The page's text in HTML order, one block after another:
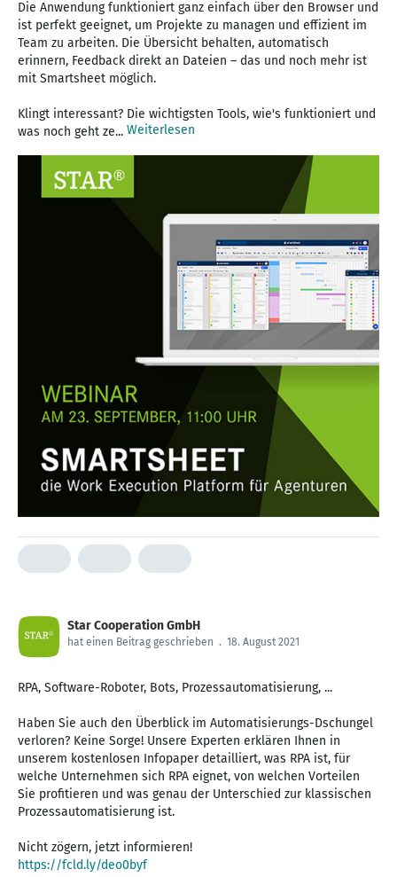
Die Anwendung funktioniert ganz einfach über den Browser und
ist perfekt geeignet, um Projekte zu managen und effizient im
Team zu arbeiten. Die Übersicht behalten, automatisch
erinnern, Feedback direkt an Dateien – das und noch mehr ist
mit Smartsheet möglich.
Klingt interessant? Die wichtigsten Tools, wie's funktioniert und
was noch geht ze... Weiterlesen
Star Cooperation GmbH
hat einen Beitrag geschrieben . 18. August 2021
RPA, Software-Roboter, Bots, Prozessautomatisierung, ...
Haben Sie auch den Überblick im Automatisierungs-Dschungel
verloren? Keine Sorge! Unsere Experten erklären Ihnen in
unserem kostenlosen Infopaper detailliert, was RPA ist, für
welche Unternehmen sich RPA eignet, von welchen Vorteilen
Sie profitieren und was genau der Unterschied zur klassischen
Prozessautomatisierung ist.
https://fcld.ly/deo0byf